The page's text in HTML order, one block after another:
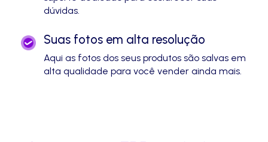
dúvidas.
Suas fotos em alta resolução
Aqui as fotos dos seus produtos são salvas em
alta qualidade para você vender ainda mais.